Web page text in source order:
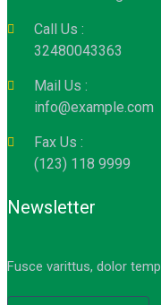
Call Us :
32480043363
Mail Us :
info@example.com
Fax Us :
(123) 118 9999
Newsletter
Fusce varittus, dolor